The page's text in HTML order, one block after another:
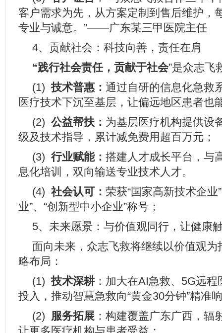
客户需求为先，从方案定制到售后维护，
专业与诚意。”——广东某三甲医院主任
4、贡献社会：科技向善，责任在肩
“践行社会责任， 贡献于社会”是众志飞
(1)技术普惠： 通过自研的信息化急救
医疗技术下沉至基层，让偏远地区患者也
(2) 公益帮扶： 为基层医疗机构提供设
级及技术指导，累计减免费用超百万元；
(3) 行业赋能： 搭建人才成长平台，与
息化培训，双向输送专业技术人才。
(4) 社会认可： 荣获“国家高新技术企业
业”、“创新型中小企业”称号；
5、未来愿景：与价值观同行，让健康
面向未来，众志飞救将继续以价值观为
略布局：
(1)技术深耕：加大在AI急救、5G远程
投入，推动智慧急救向“黄金30分钟”精准
(2) 服务拓展 ：构建覆盖广东广西，辐